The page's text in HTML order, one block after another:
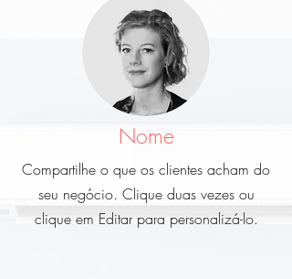
Nome
Compartilhe o que os clientes acham do
seu negócio. Clique duas vezes ou
clique em Editar para personalizá-lo.